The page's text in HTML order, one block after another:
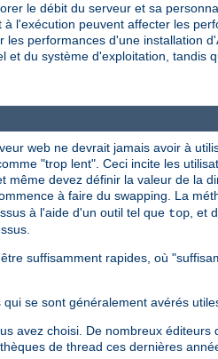
le débit du serveur et sa
l'exécution peuvent affecter les
performances d'une installation
et du système d'exploitation, tandis
web ne devrait jamais avoir à
"trop lent". Ceci incite les
même devez définir la valeur de la
à faire du swapping. La
à l'aide d'un outil tel que top , et
suffisamment rapides, où
se sont généralement avérés
avez choisi. De nombreux éditeurs
de thread ces dernières